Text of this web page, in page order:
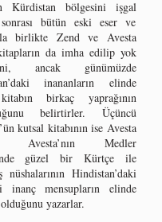
Kürdistan bölgesini işgal
bütün eski eser ve
birlikte Zend ve Avesta
da imha edilip yok
ancak günümüzde
inananların elinde
birkaç yaprağının
belirtirler. Üçüncü
kutsal kitabının ise Avesta
Avesta’nın Medler
güzel bir Kürtçe ile
nüshalarının Hindistan’daki
mensupların elinde
yazarlar.